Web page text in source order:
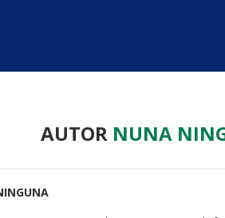
AUTOR NUNA